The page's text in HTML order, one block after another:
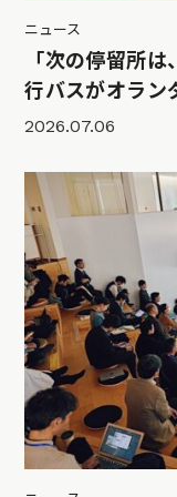
ニュース
「次の停留所
行バスがオラン
2026.07.06